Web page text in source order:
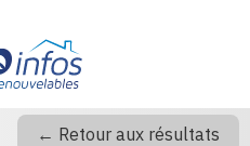
← Retour aux résultats